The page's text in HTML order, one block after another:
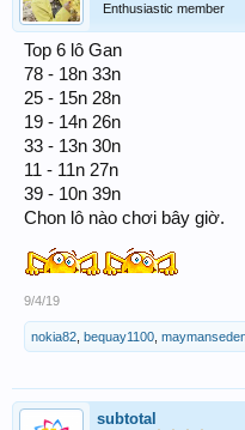
Enthusiastic member
Top 6 lô Gan
78 - 18n 33n
25 - 15n 28n
19 - 14n 26n
33 - 13n 30n
11 - 11n 27n
39 - 10n 39n
Chon lô nào chơi bây giờ.
9/4/19
nokia82 bequay1100
subtotal